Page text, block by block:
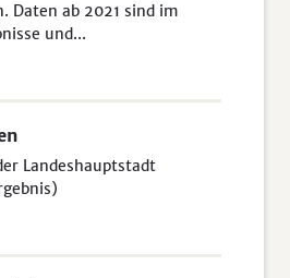
Daten ab 2021 sind im
und...
Landeshauptstadt